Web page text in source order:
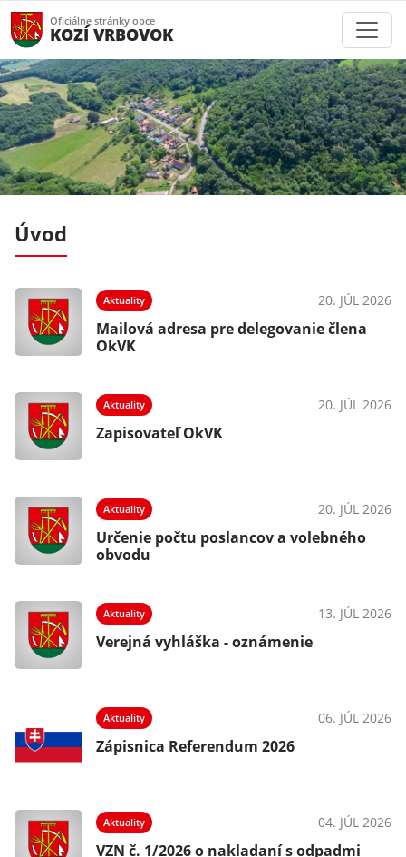
Oficiálne stránky obce
KOZÍ VRBOVOK
Úvod
Aktuality 20. JÚL 2026
Mailová adresa pre delegovanie člena
OkVK
Aktuality 20. JÚL 2026
Zapisovateľ OkVK
Aktuality 20. JÚL 2026
Určenie počtu poslancov a volebného
obvodu
Aktuality 13. JÚL 2026
Verejná vyhláška - oznámenie
Aktuality 06. JÚL 2026
Zápisnica Referendum 2026
Aktuality 04. JÚL 2026
VZN č. 1/2026 o nakladaní s odpadmi